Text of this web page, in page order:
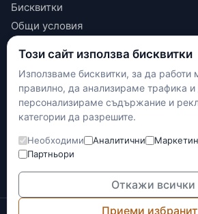
Бисквитки
Общи условия
КОНТАКТИ
+(359) 898 719431
contact.maxshop.bg@gmail.com
улица Панайот Волов 42, Шумен
Наложен платеж
Банков превод
Доставка с Еконт
Този сайт използва бисквитки
Използваме бисквитки, за да работи
правилно, да анализираме трафика и
персонализираме съдържание и
категории да разрешите.
Необходими Аналитични
Партньори
Откажи всички
Приеми